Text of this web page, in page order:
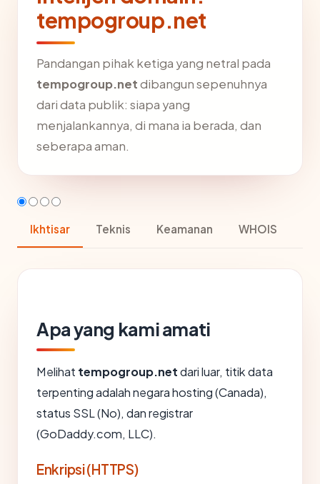
tempogroup.net
Pandangan pihak ketiga yang netral pada
tempogroup.netdibangun sepenuhnya
dari data publik: siapa yang
menjalankannya, di mana ia berada, dan
seberapa aman.
Ikhtisar Teknis Keamanan WHOIS
Apa yang kami amati
Melihat tempogroup.netdari luar, titik data
terpenting adalah negara hosting (Canada),
status SSL (No), dan registrar
(GoDaddy.com, LLC).
Enkripsi (HTTPS)